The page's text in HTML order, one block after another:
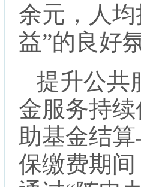
余元，人
益”的良好
提升公共
金服务持
助基金结
保缴费期